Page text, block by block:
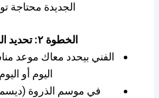
الجديدة محتاجة
الخطوة ٢: تحديد الموعد
الفني بيحدد معاك موعد
اليوم أو
في موسم الذروة